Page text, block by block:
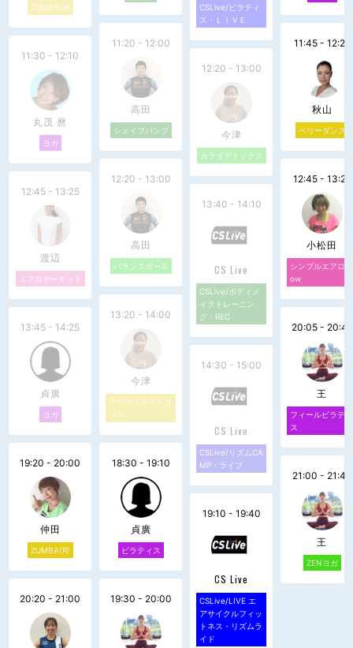
ZUMBA(R)
11:30 - 12:10
丸茂 麿
ヨガ
12:45 - 13:25
渡辺
エアロサーキット
13:45 - 14:25
貞廣
ヨガ
19:20 - 20:00
仲田
ZUMBA(R)
20:20 - 21:00
11:20 - 12:00
高田
シェイプパンプ
12:20 - 13:00
高田
バランスボール
13:20 - 14:00
今津
フリースタイルダ
ンス
18:30 - 19:10
貞廣
ピラティス
19:30 - 20:00
CSLive/ピラティ
ス・ＬＩＶＥ
12:20 - 13:00
今津
カラダデトックス
13:40 - 14:10
CS Live
CSLive/ボディメ
イクトレーニン
グ・REC
14:30 - 15:00
CS Live
CSLive/リズムCA
MP・ライブ
19:10 - 19:40
CS Live
CSLive/LIVE エ
アサイクルフィッ
トネス・リズムラ
イド
11:45 - 12:25
秋山
ベリーダンス
12:45 - 13:25
小松田
シンプルエアロL
ow
20:05 - 20:45
王
フィールピラティ
ス
21:00 - 21:40
王
ZENヨガ